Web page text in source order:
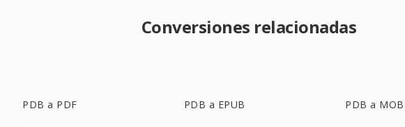
Conversiones relacionadas
PDB a PDF PDB a EPUB PDB a